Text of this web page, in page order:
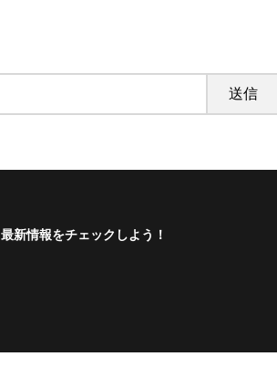
最新情報をチェックしよう！